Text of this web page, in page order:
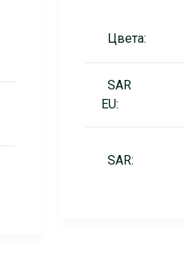
Цвета:
SAR
EU:
SAR: